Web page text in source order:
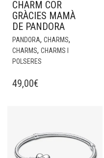
CHARM COR
GRÀCIES MAMÀ
DE PANDORA
PANDORA, CHARMS,
CHARMS, CHARMS I
POLSERES
49,00€